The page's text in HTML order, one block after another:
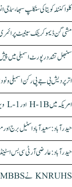
کلواکنٹلہ کویتا کی سنکلپ سبھا،
مشی گن ڈیموکریٹک سینیٹ پرائمری
سنبھل تشدد رپورٹ اسمبلی میں
اتر پردیش بی جے پی رکن اسمبلی
امریکہ میں H-1B اور L-1 ویزا ہولڈرز کے لیے بڑی راحت، اب ملک چھوڑے بغیر ویزا تجدید ممکن
حیدرآباد: سعیدآباد اسٹیل برج اور
حیدرآباد: عارضی آر ٹی سی بس
KNRUHS نے MBBS اور BDS داخلوں کا نوٹیفکیشن جاری کر دیا